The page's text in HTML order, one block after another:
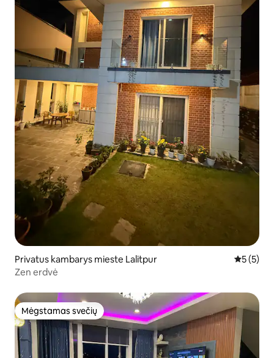
Privatus kambarys mieste Lalitpur Vidutinis
5 (5)
Zen erdvė
Mėgstamas svečių
Mėgstamas svečių